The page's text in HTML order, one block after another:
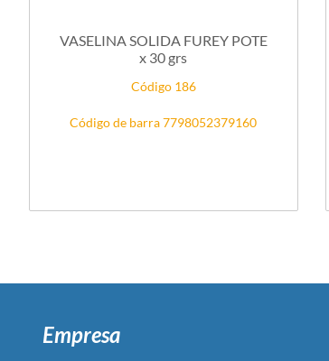
VASELINA SOLIDA FUREY POTE
x 30 grs
Código 186
Código de barra 7798052379160
Empresa